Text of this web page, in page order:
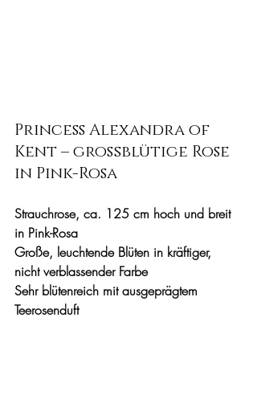
Princess Alexandra of
Kent – großblütige Rose
in Pink-Rosa
Strauchrose, ca. 125 cm hoch und breit
in Pink-Rosa
Große, leuchtende Blüten in kräftiger,
nicht verblassender Farbe
Sehr blütenreich mit ausgeprägtem
Teerosenduft